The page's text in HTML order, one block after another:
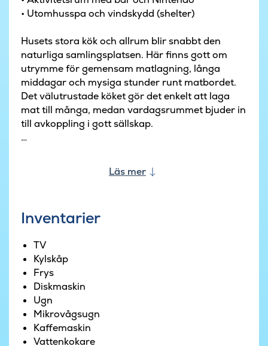
• Utomhusspa och vindskydd (shelter)
Husets stora kök och allrum blir snabbt den
naturliga samlingsplatsen. Här finns gott om
utrymme för gemensam matlagning, långa
middagar och mysiga stunder runt matbordet.
Det välutrustade köket gör det enkelt att laga
mat till många, medan vardagsrummet bjuder in
till avkoppling i gott sällskap.
finns det gott om plats för både gemenskap och
privatliv. Planlösningen gör huset idealiskt för
samlas i aktivitetsrummet. Här kan ni utmana
varandra i biljard, bordtennis, dart och
bordsfotboll, medan Nintendo står för
underhållning för spelentusiasterna. Baren och
soffhörnan skapar en mysig miljö för semesterns
kvällar.
Läs mer
Inventarier
TV
Kylskåp
Frys
Diskmaskin
Ugn
Mikrovågsugn
Kaffemaskin
Vattenkokare